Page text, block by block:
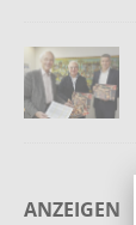
ANZEIGEN